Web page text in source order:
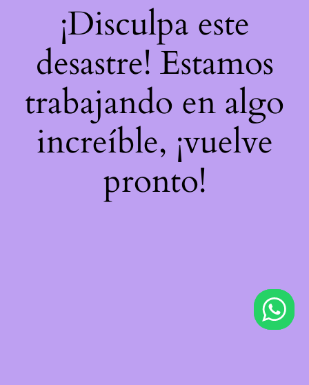
¡Disculpa este
desastre! Estamos
trabajando en algo
increíble, ¡vuelve
pronto!